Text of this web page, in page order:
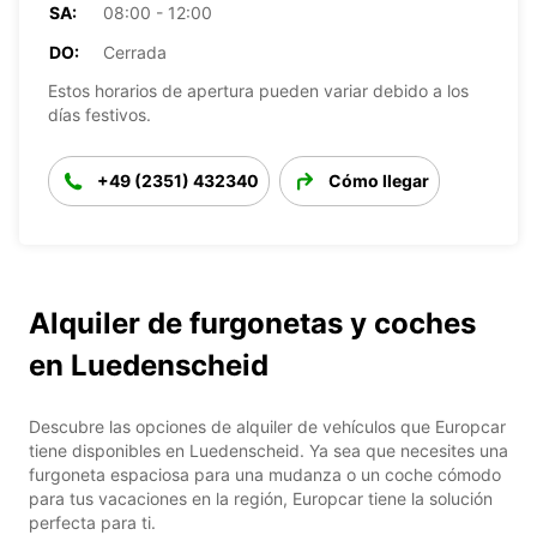
SA:
08:00 - 12:00
DO:
Cerrada
Estos horarios de apertura pueden variar debido a los
días festivos.
+49 (2351) 432340 Cómo llegar
Alquiler de furgonetas y coches
en Luedenscheid
Descubre las opciones de alquiler de vehículos que Europcar
tiene disponibles en Luedenscheid. Ya sea que necesites una
furgoneta espaciosa para una mudanza o un coche cómodo
para tus vacaciones en la región, Europcar tiene la solución
perfecta para ti.